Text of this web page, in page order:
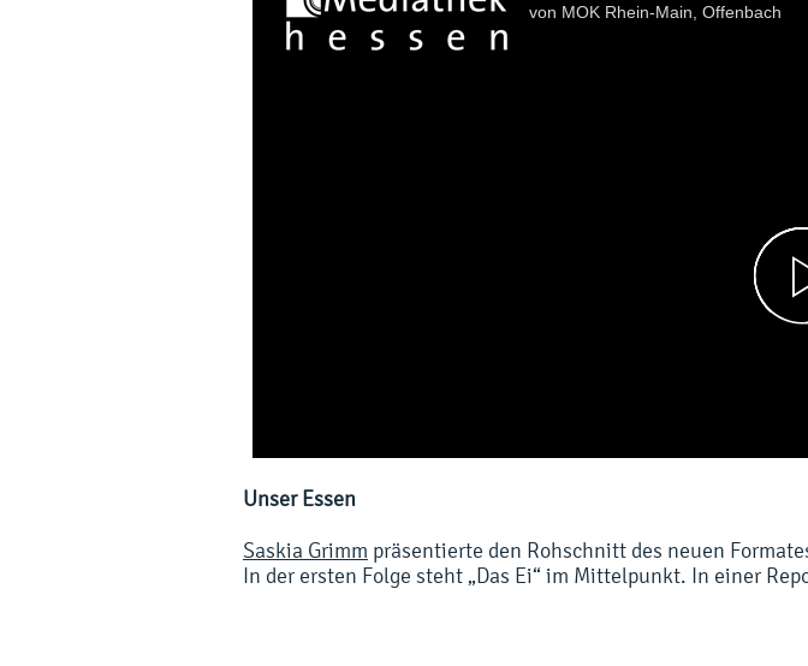
Unser Essen
Saskia Grimm präsentierte den Rohschnitt des neuen
In der ersten Folge steht „Das Ei“ im Mittelpunkt. In einer